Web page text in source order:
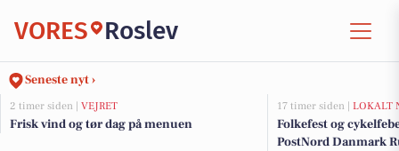
VORES Roslev
Seneste nyt ›
2 timer siden | VEJRET
Frisk vind og tør dag på menuen
17 timer siden | LOKALT
Folkefest og
PostNord Danmark